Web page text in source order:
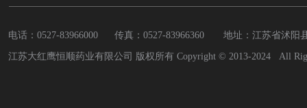
电话：0527-83966000 传真： 0527-83966360 地址：江苏省沭阳
江苏大红鹰恒顺药业有限公司 版权所有 Copyright © 2013-2024 All